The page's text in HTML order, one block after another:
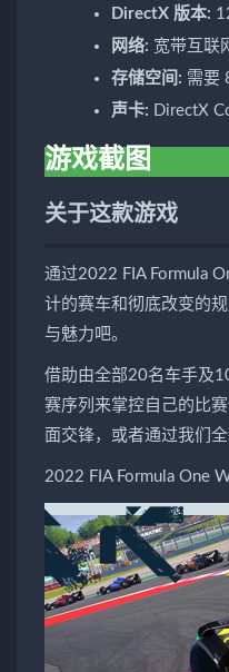
DirectX 版本:
网络: 宽带互联
存储空间: 需要
声卡: DirectX
游戏截图
关于这款游戏
通过2022 FIA Formula
计的赛车和彻底改变的
与魅力吧。
借助由全部20名车手及
赛序列来掌控自己的比
面交锋，或者通过我们
2022 FIA Formula One